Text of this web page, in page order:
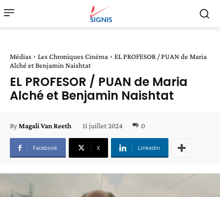
Médias Les Chroniques Cinéma
EL PROFESOR / PUAN de Maria
Alché et Benjamin Naishtat
EL PROFESOR / PUAN de Maria
Alché et Benjamin Naishtat
ByMagali Van Reeth 11 juillet 2024 0
Facebook X Linkedin